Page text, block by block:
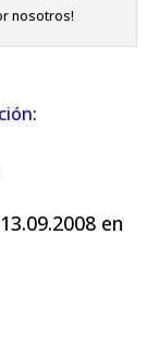
nosotros!
:
en